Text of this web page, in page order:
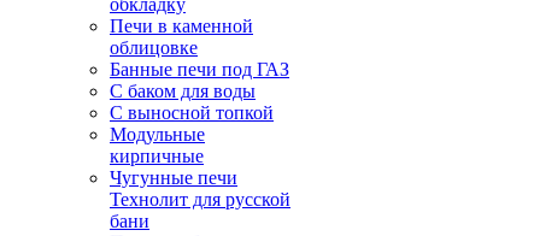
обкладку
Печи в каменной
облицовке
Банные печи под ГАЗ
С баком для воды
С выносной топкой
Модульные
кирпичные
Чугунные печи
Технолит для русской
бани